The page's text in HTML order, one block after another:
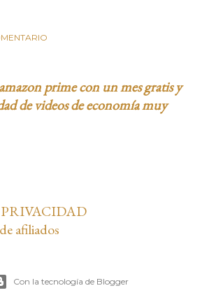
prime con un mes gratis y
de videos de economía muy
afiliados
Con la tecnología de Blogger